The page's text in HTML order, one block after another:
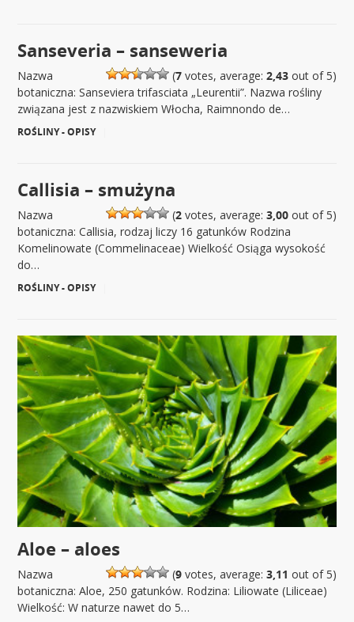
Sanseveria – sanseweria
(7votes, average: 2,43out of 5)
Nazwa
botaniczna: Sanseviera trifasciata „Leurentii”. Nazwa rośliny
związana jest z nazwiskiem Włocha, Raimnondo de…
ROŚLINY - OPISY
Callisia – smużyna
(2votes, average: 3,00out of 5)
Nazwa
botaniczna: Callisia, rodzaj liczy 16 gatunków Rodzina
Komelinowate (Commelinaceae) Wielkość Osiąga wysokość
do…
ROŚLINY - OPISY
Aloe – aloes
(9votes, average: 3,11 out of 5)
Nazwa
botaniczna: Aloe, 250 gatunków. Rodzina: Liliowate (Liliceae)
Wielkość: W naturze nawet do 5…